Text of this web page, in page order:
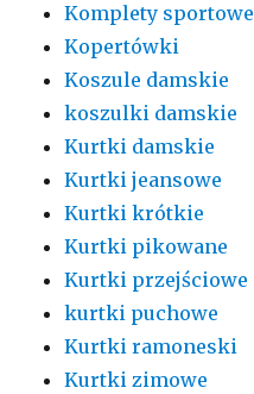
Komplety sportowe
Kopertówki
Koszule damskie
koszulki damskie
Kurtki damskie
Kurtki jeansowe
Kurtki krótkie
Kurtki pikowane
Kurtki przejściowe
kurtki puchowe
Kurtki ramoneski
Kurtki zimowe